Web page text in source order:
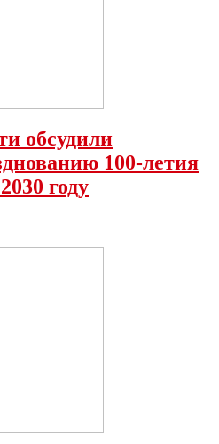
обсудили
100-летия
году